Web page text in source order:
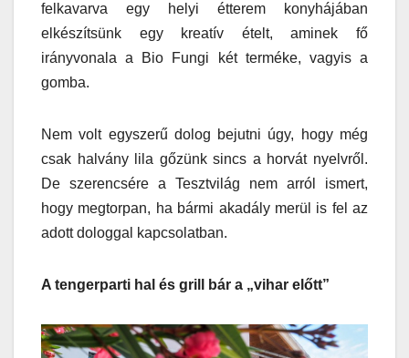
felkavarva egy helyi étterem konyhájában
elkészítsünk egy kreatív ételt, aminek fő
irányvonala a Bio Fungi két terméke, vagyis a
gomba.
Nem volt egyszerű dolog bejutni úgy, hogy még
csak halvány lila gőzünk sincs a horvát nyelvről.
De szerencsére a Tesztvilág nem arról ismert,
hogy megtorpan, ha bármi akadály merül is fel az
adott dologgal kapcsolatban.
A tengerparti hal és grill bár a „vihar előtt”